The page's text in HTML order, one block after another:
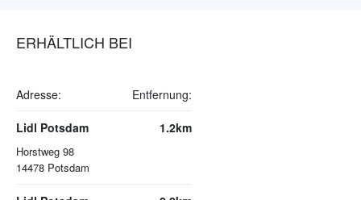
ERHÄLTLICH BEI
Adresse: Entfernung:
Lidl Potsdam
Horstweg 98
14478 Potsdam
1.2km